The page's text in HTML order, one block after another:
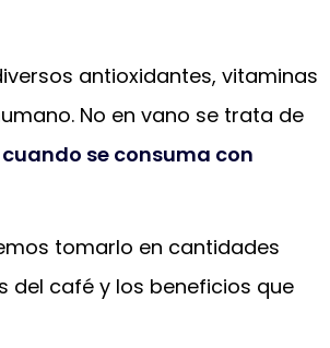
antioxidantes, vitaminas
No en vano se trata de
se consuma con
tomarlo en cantidades
del café y los beneficios que